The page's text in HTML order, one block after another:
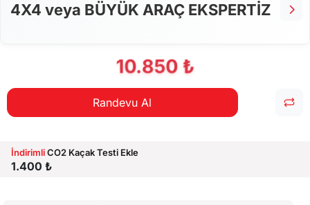
4X4 veya BÜYÜK ARAÇ EKSPERTİZ
10.850 ₺
Randevu Al
İndirimliCO2 Kaçak Testi Ekle
1.400 ₺